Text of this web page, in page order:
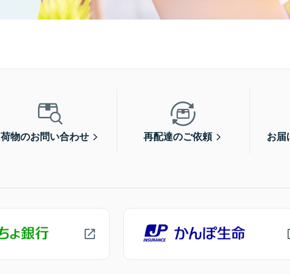
荷物のお問い合わせ 再配達のご依頼 お届